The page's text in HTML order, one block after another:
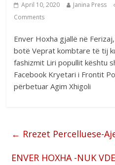
April 10, 2020 Janina Press
Comments
Enver Hoxha gjallë në
botë Veprat kombtare të tij
fashizmit Liri popullit kështu
Facebook Kryetari i Frontit
përbetuar Agim Xhigoli
← Rrezet Percelluese-
ENVER HOXHA -NUK